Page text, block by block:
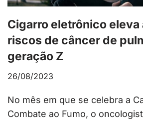
Cigarro eletrônico eleva
riscos de câncer de
geração Z
26/08/2023
No mês em que se celebra a
Combate ao Fumo, o